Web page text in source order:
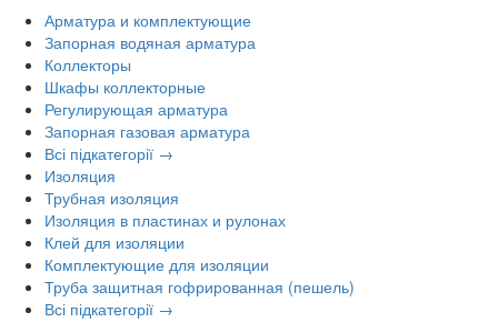
Арматура и комплектующие
Запорная водяная арматура
Коллекторы
Шкафы коллекторные
Регулирующая арматура
Запорная газовая арматура
Всі підкатегорії →
Изоляция
Трубная изоляция
Изоляция в пластинах и рулонах
Клей для изоляции
Комплектующие для изоляции
Труба защитная гофрированная (пешель)
Всі підкатегорії →